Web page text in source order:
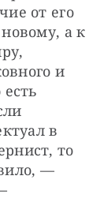
от его
а к
и
в
то
—